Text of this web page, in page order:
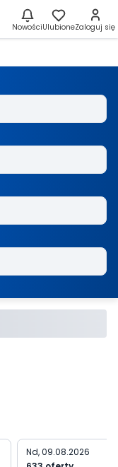
NowościUlubioneZaloguj się
Nd, 09.08.2026